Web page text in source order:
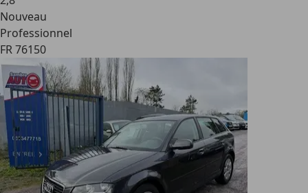
Nouveau
Professionnel
FR 76150